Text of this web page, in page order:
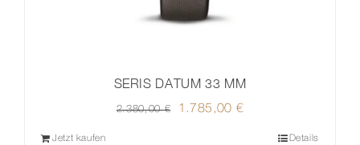
SERIS DATUM 33 MM
2.380,00€
Ursprünglicher
1.785,00 €
Jetzt kaufen Details